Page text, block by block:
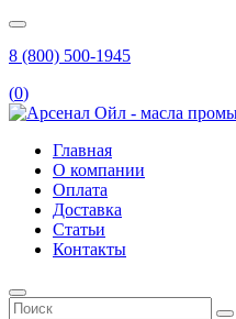
8 (800) 500-1945
(0)
Главная
О компании
Оплата
Доставка
Статьи
Контакты